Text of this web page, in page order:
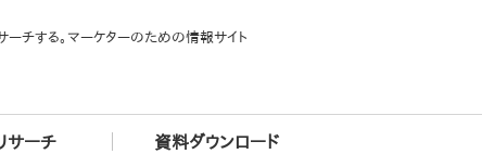
ーチする。マーケターのための情報サイト
サーチ 資料ダウンロード